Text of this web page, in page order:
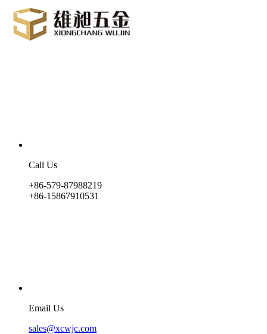
Call Us
+86-579-87988219
+86-15867910531
Email Us
sales@xcwjc.com